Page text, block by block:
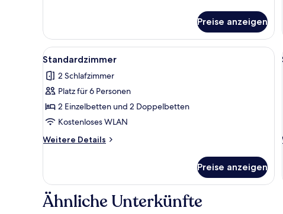
Preise anzeigen
Alle
Fotos
für
Standardzimmer
anzeigen
Ein modernes Wohnzimmer mit
27
Standardzimmer
2 Schlafzimmer
Platz für 6 Personen
2 Einzelbetten und 2 Doppelbetten
Kostenloses WLAN
Weitere Details
Weitere
Preise anzeigen
Ähnliche Unterkünfte